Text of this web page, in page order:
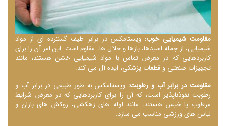
مقاومت شیمیایی خوب: ویستامکس در برابر طیف گسترده ‌ای از مواد
شیمیایی، از جمله اسیدها، بازها و حلال ‌ها، مقاوم است. این امر آن را برای
کاربردهایی که در معرض تماس با مواد شیمیایی خشن هستند، مانند
تجهیزات صنعتی و قطعات پزشکی، ایده ‌آل می‌ کند.
مقاومت در برابر آب و رطوبت: ویستامکس به طور طبیعی در برابر آب و
رطوبت نفوذناپذیر است، که آن را برای کاربردهایی که در معرض شرایط
مرطوب یا خیس هستند، مانند لوله ‌های زهکشی، روکش ‌های باران و
لباس ‌های ورزشی مناسب می سازد.